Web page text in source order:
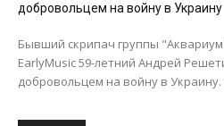
добровольцем на войну в Украину
Бывший скрипач группы
EarlyMusic 59-летний Андрей
добровольцем на войну в